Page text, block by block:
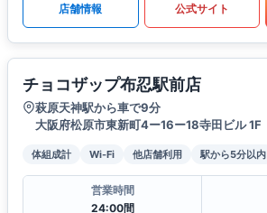
店舗情報 公式サイト
チョコザップ布忍駅前店
萩原天神駅から車で9分
大阪府松原市東新町4ー16ー18寺田ビル 1F
体組成計 Wi-Fi 他店舗利用 駅から5分以内
営業時間
24:00間